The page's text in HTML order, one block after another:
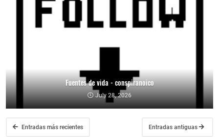
Fuentes de vida - conspiranoico
July 28, 2026
Entradas más recientes Entradas antiguas